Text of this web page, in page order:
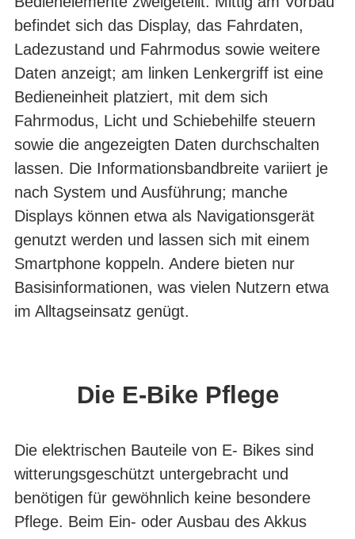
befindet sich das Display, das Fahrdaten,
Ladezustand und Fahrmodus sowie weitere
Daten anzeigt; am linken Lenkergriff ist eine
Bedieneinheit platziert, mit dem sich
Fahrmodus, Licht und Schiebehilfe steuern
sowie die angezeigten Daten durchschalten
lassen. Die Informationsbandbreite variiert je
nach System und Ausführung; manche
Displays können etwa als Navigationsgerät
genutzt werden und lassen sich mit einem
Smartphone koppeln. Andere bieten nur
Basisinformationen, was vielen Nutzern etwa
im Alltagseinsatz genügt.
Die E-Bike Pflege
Die elektrischen Bauteile von E- Bikes sind
witterungsgeschützt untergebracht und
benötigen für gewöhnlich keine besondere
Pflege. Beim Ein- oder Ausbau des Akkus